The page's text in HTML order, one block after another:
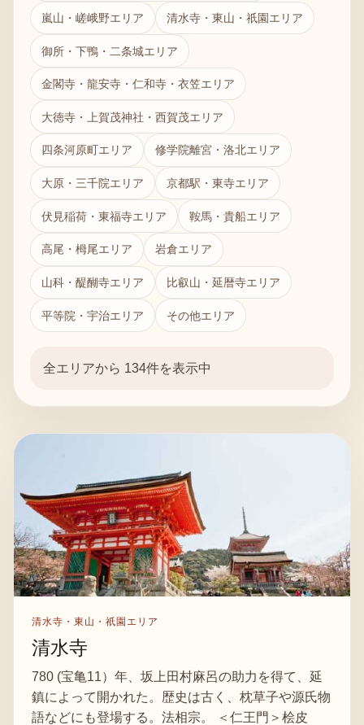
嵐山・嵯峨野エリア 清水寺・東山・祇園エリア
御所・下鴨・二条城エリア
金閣寺・龍安寺・仁和寺・衣笠エリア
大徳寺・上賀茂神社・西賀茂エリア
四条河原町エリア 修学院離宮・洛北エリア
大原・三千院エリア 京都駅・東寺エリア
伏見稲荷・東福寺エリア 鞍馬・貴船エリア
高尾・栂尾エリア 岩倉エリア
山科・醍醐寺エリア 比叡山・延暦寺エリア
平等院・宇治エリア その他エリア
全エリアから 134件を表示中
清水寺・東山・祇園エリア
清水寺
780 (宝亀11）年、坂上田村麻呂の助力を得て、延
鎮によって開かれた。歴史は古く、枕草子や源氏物
語などにも登場する。法相宗。 ＜仁王門＞桧皮